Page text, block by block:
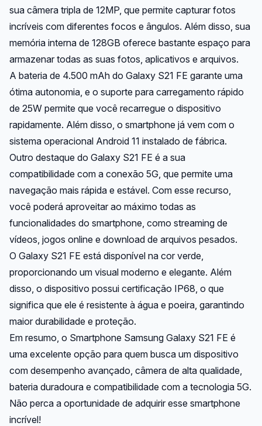
sua câmera tripla de 12MP, que permite capturar fotos
incríveis com diferentes focos e ângulos. Além disso, sua
memória interna de 128GB oferece bastante espaço para
armazenar todas as suas fotos, aplicativos e arquivos.
A bateria de 4.500 mAh do Galaxy S21 FE garante uma
ótima autonomia, e o suporte para carregamento rápido
de 25W permite que você recarregue o dispositivo
rapidamente. Além disso, o smartphone já vem com o
sistema operacional Android 11 instalado de fábrica.
Outro destaque do Galaxy S21 FE é a sua
compatibilidade com a conexão 5G, que permite uma
navegação mais rápida e estável. Com esse recurso,
você poderá aproveitar ao máximo todas as
funcionalidades do smartphone, como streaming de
vídeos, jogos online e download de arquivos pesados.
O Galaxy S21 FE está disponível na cor verde,
proporcionando um visual moderno e elegante. Além
disso, o dispositivo possui certificação IP68, o que
significa que ele é resistente à água e poeira, garantindo
maior durabilidade e proteção.
Em resumo, o Smartphone Samsung Galaxy S21 FE é
uma excelente opção para quem busca um dispositivo
com desempenho avançado, câmera de alta qualidade,
bateria duradoura e compatibilidade com a tecnologia 5G.
Não perca a oportunidade de adquirir esse smartphone
incrível!